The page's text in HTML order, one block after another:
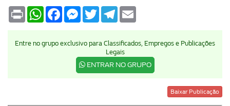
Print WhatsAppFacebookMessenger
TwitterTelegram
Entre no grupo exclusivo para Classificados, Empregos e Publicações
Legais
ENTRAR NO GRUPO
Baixar Publicação